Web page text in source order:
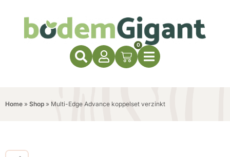
0
Home » Shop » Multi-Edge Advance koppelset verzinkt